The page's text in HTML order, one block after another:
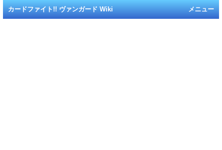
メニュー
カードファイト!! ヴァンガード Wiki